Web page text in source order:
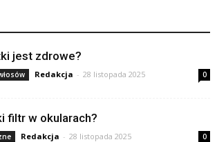
jest zdrowe?
Redakcja - 28 listopada 2025 0
filtr w okularach?
Redakcja - 28 listopada 2025 0